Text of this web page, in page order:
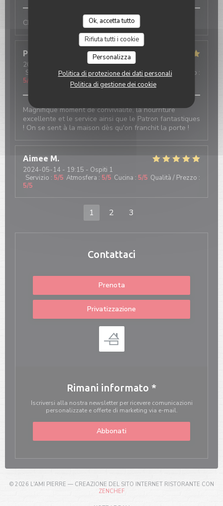
Ok, accetta tutto
Rifiuta tutti i cookie
Personalizza
Politica di protezione dei dati personali
Politica di gestione dei cookie
Choyé de l'apéro au digeot !
Pierre
2024-05-14
- 20:00 - Ospiti 3
Servizio
/5 Atmosfera:5/5 Cucina: 5/5 Qualità / Prezzo :
5/5
Magnifique moment de convivialité, la nourriture
excellente et le service ainsi que le Patron fantastiques
! On se sent à la maison dès qu'on franchit la porte !
Aimee M
2024-05-14 - 19:15 - Ospiti 1
Servizio : 5/5 Atmosfera : 5/5 Cucina : 5/5 Qualità / Prezzo :
5/5
1 2 3
Contattaci
Prenota
Privatizzazione
Rimani informato *
Iscriversi alla nostra newsletter per ricevere comunicazioni
personalizzate e offerte di marketing via e-mail.
Abbonati
© 2026 L'AMI PIERRE — CREAZIONE DEL SITO INTERNET RISTORANTE CON
ZENCHEF((APRE UNA NUOVA FINESTRA))